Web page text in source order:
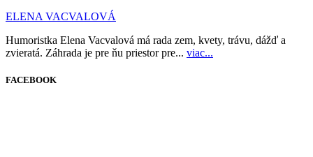
ELENA VACVALOVÁ
Humoristka Elena Vacvalová má rada zem, kvety, trávu, dážď a
zvieratá. Záhrada je pre ňu priestor pre... viac...
FACEBOOK